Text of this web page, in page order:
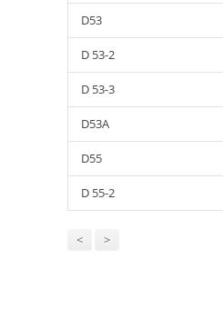
D53
D 53-2
D 53-3
D53A
D55
D 55-2
< >